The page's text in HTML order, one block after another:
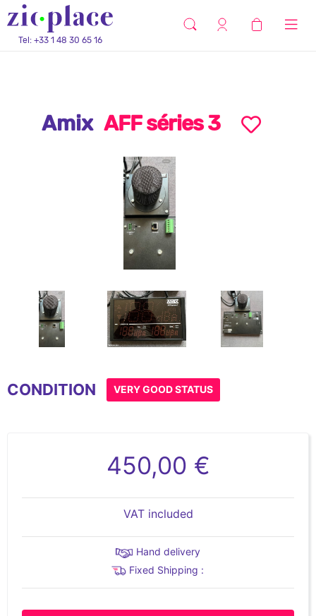
Tel: +33 1 48 30 65 16
Amix AFF séries 3
of
CONDITION VERY GOOD STATUS
450,00 €
VAT included
Hand delivery
Fixed Shipping :